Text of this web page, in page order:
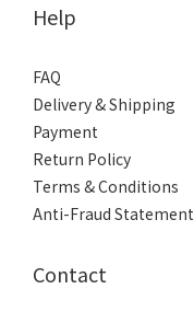
Help
FAQ
Delivery & Shipping
Payment
Return Policy
Terms & Conditions
Anti-Fraud Statement
Contact